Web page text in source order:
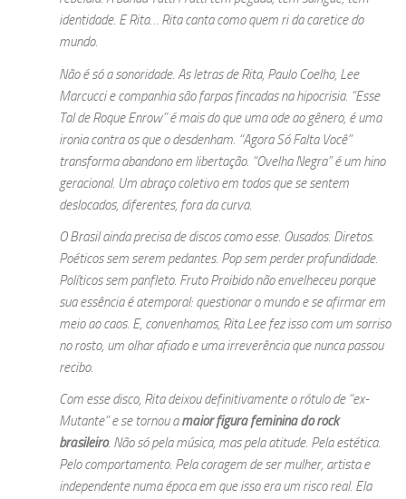
identidade. E Rita… Rita canta como quem ri da caretice do
mundo.
Não é só a sonoridade. As letras de Rita, Paulo Coelho, Lee
Marcucci e companhia são farpas fincadas na hipocrisia. “Esse
Tal de Roque Enrow” é mais do que uma ode ao gênero, é uma
ironia contra os que o desdenham. “Agora Só Falta Você”
transforma abandono em libertação. “Ovelha Negra” é um hino
geracional. Um abraço coletivo em todos que se sentem
deslocados, diferentes, fora da curva.
O Brasil ainda precisa de discos como esse. Ousados. Diretos.
Poéticos sem serem pedantes. Pop sem perder profundidade.
Políticos sem panfleto. Fruto Proibidonão envelheceu porque
sua essência é atemporal: questionar o mundo e se afirmar em
meio ao caos. E, convenhamos, Rita Lee fez isso com um sorriso
no rosto, um olhar afiado e uma irreverência que nunca passou
recibo.
Com esse disco, Rita deixou definitivamente o rótulo de “ex-
Mutante” e se tornou amaior figura feminina do rock
brasileiro. Não só pela música, mas pela atitude. Pela estética.
Pelo comportamento. Pela coragem de ser mulher, artista e
independente numa época em que isso era um risco real. Ela